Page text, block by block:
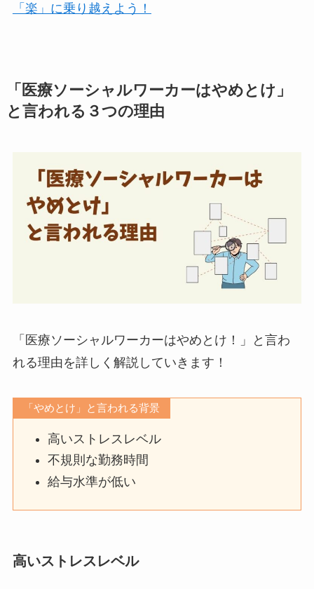
「楽」に乗り越えよう！
「医療ソーシャルワーカーはやめとけ」
と言われる３つの理由
「医療ソーシャルワーカーはやめとけ！」と言わ
れる理由を詳しく解説していきます！
「やめとけ」と言われる背景
高いストレスレベル
不規則な勤務時間
給与水準が低い
高いストレスレベル